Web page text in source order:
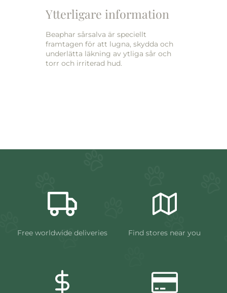
Ytterligare information
Beaphar sårsalva är speciellt
framtagen för att lugna, skydda och
underlätta läkning av ytliga sår och
torr och irriterad hud.
Free worldwide deliveries Find stores near you